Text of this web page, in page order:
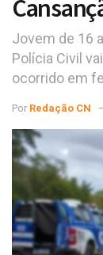
Jovem de 16
Polícia Civil
ocorrido em
Por Redação CN